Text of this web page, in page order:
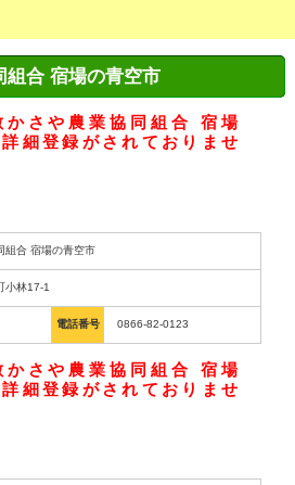
組合 宿場の青空市
かさや農業協同組合 宿場
細登録がされておりませ
組合 宿場の青空市
小林17-1
電話番号 0866-82-0123
かさや農業協同組合 宿場
細登録がされておりませ